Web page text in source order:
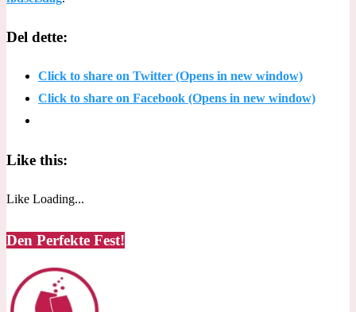
Del dette:
Click to share on Twitter (Opens in new window)
Click to share on Facebook (Opens in new window)
Like this:
Like Loading...
Den Perfekte Fest!